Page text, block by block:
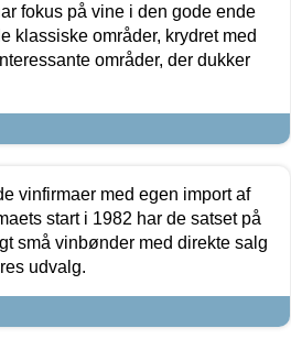
fokus på vine i den gode ende
klassiske områder, krydret med
områder, der dukker
vinfirmaer med egen import af
start i 1982 har de satset på
små vinbønder med direkte salg
udvalg.